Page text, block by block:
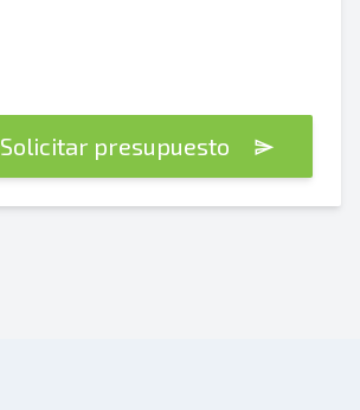
Solicitar presupuesto